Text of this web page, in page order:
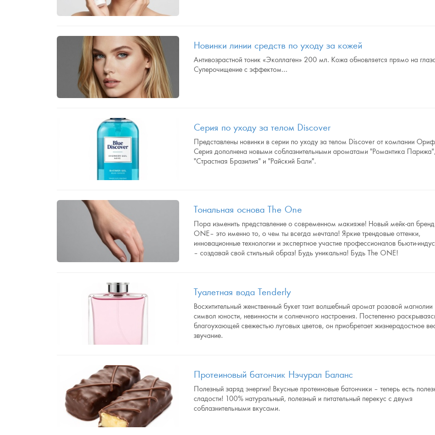
Новинки линии средств по уходу за кожей
Антивозрастной тоник «Эколлаген» 200 мл. Кожа обновляется прямо на
Суперочищение с эффектом...
Серия по уходу за телом Discover
Представлены новинки в серии по уходу за телом Discover от компании
Серия дополнена новыми соблазнительными ароматами "Романтика Парижа",
"Страстная Бразилия" и "Райский Бали".
Тональная основа The One
Пора изменить представление о современном макияже! Новый мейк-ап
ONE– это именно то, о чем ты всегда мечтала! Яркие трендовые оттенки,
инновационные технологии и экспертное участие профессионалов бьюти-
– создавай свой стильный образ! Будь уникальна! Будь The ONE!
Туалетная вода Tenderly
Восхитительный женственный букет таит волшебный аромат розовой магнолии
символ юности, невинности и солнечного настроения. Постепенно
благоухающей свежестью луговых цветов, он приобретает жизнерадостное
звучание.
Протеиновый батончик Нэчурал Баланс
Полезный заряд энергии! Вкусные протеиновые батончики – теперь есть
сладости! 100% натуральный, полезный и питательный перекус с двумя
соблазнительными вкусами.